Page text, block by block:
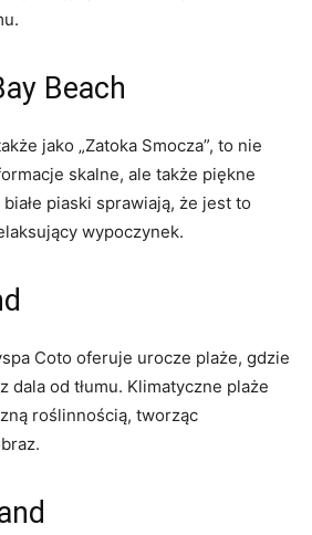
Beach
jako „Zatoka Smocza”, to nie
skalne, ale także piękne
piaski sprawiają, że jest to‍
wypoczynek.
Coto oferuje urocze plaże, gdzie
dala od tłumu. Klimatyczne plaże
⁣roślinnością, tworząc